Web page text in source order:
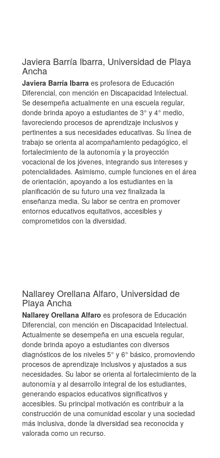
Javiera Barría Ibarra, Universidad de Playa
Ancha
Javiera Barría Ibarra es profesora de Educación
Diferencial, con mención en Discapacidad Intelectual.
Se desempeña actualmente en una escuela regular,
donde brinda apoyo a estudiantes de 3° y 4° medio,
favoreciendo procesos de aprendizaje inclusivos y
pertinentes a sus necesidades educativas. Su línea de
trabajo se orienta al acompañamiento pedagógico, el
fortalecimiento de la autonomía y la proyección
vocacional de los jóvenes, integrando sus intereses y
potencialidades. Asimismo, cumple funciones en el área
de orientación, apoyando a los estudiantes en la
planificación de su futuro una vez finalizada la
enseñanza media. Su labor se centra en promover
entornos educativos equitativos, accesibles y
comprometidos con la diversidad.
Nallarey Orellana Alfaro, Universidad de
Playa Ancha
Nallarey Orellana Alfaro es profesora de Educación
Diferencial, con mención en Discapacidad Intelectual.
Actualmente se desempeña en una escuela regular,
donde brinda apoyo a estudiantes con diversos
diagnósticos de los niveles 5° y 6° básico, promoviendo
procesos de aprendizaje inclusivos y ajustados a sus
necesidades. Su labor se orienta al fortalecimiento de la
autonomía y al desarrollo integral de los estudiantes,
generando espacios educativos significativos y
accesibles. Su principal motivación es contribuir a la
construcción de una comunidad escolar y una sociedad
más inclusiva, donde la diversidad sea reconocida y
valorada como un recurso.